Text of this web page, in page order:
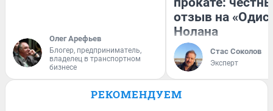
Олег Арефьев
Блогер, предприниматель,
владелец в транспортном
бизнесе
отзыв на
Нолана
Стас Соколов
Эксперт
РЕКОМЕНДУЕМ